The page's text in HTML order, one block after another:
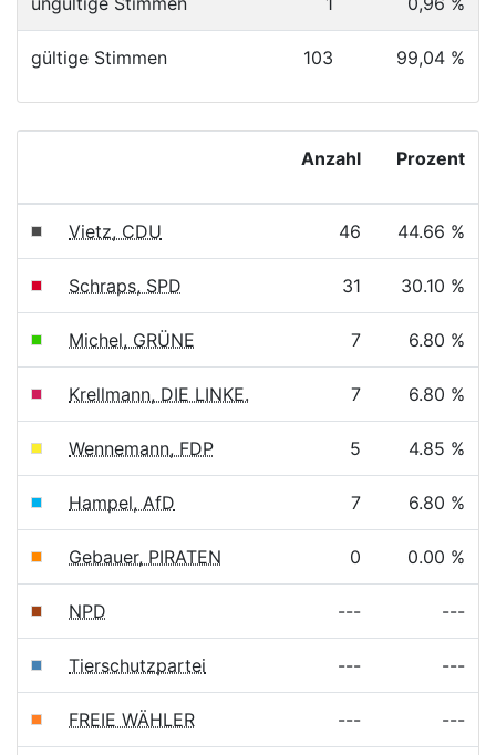
gültige Stimmen 103 99,04 %
Anzahl Prozent
Vietz, CDU 46 44.66 %
Schraps, SPD 31 30.10 %
Michel, GRÜNE 7 6.80 %
Krellmann, DIE LINKE. 7 6.80 %
Wennemann, FDP 5 4.85 %
Hampel, AfD 7 6.80 %
Gebauer, PIRATEN 0 0.00 %
NPD --- ---
Tierschutzpartei --- ---
FREIE WÄHLER --- ---